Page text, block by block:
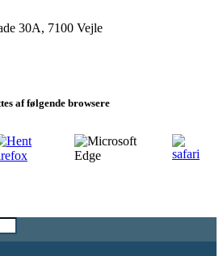
30A, 7100 Vejle
af følgende browsere